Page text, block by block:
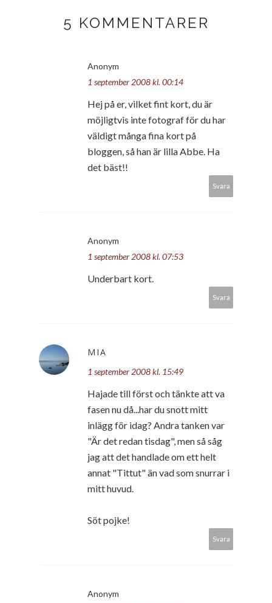
5 KOMMENTARER
Anonym
1 september 2008 kl. 00:14
Hej på er, vilket fint kort, du är
möjligtvis inte fotograf för du har
väldigt många fina kort på
bloggen, så han är lilla Abbe. Ha
det bäst!!
Svara
Anonym
1 september 2008 kl. 07:53
Underbart kort.
Svara
MIA
1 september 2008 kl. 15:49
Hajade till först och tänkte att va
fasen nu då...har du snott mitt
inlägg för idag? Andra tanken var
"Är det redan tisdag", men så såg
jag att det handlade om ett helt
annat "Tittut" än vad som snurrar i
mitt huvud.
Söt pojke!
Svara
Anonym